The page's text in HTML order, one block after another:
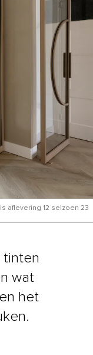
aflevering 12 seizoen 23
tinten
wat
het